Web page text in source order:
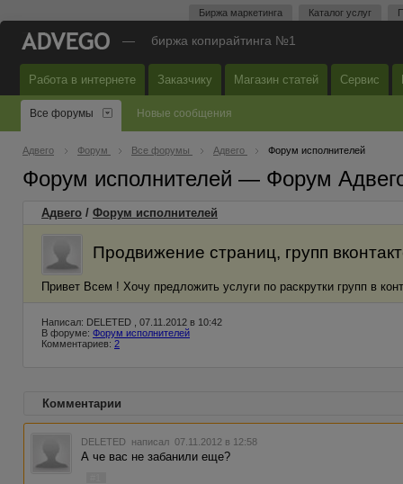
Биржа маркетинга Каталог услуг
— биржа копирайтинга №1
Работа в интернете Заказчику Магазин статей Сервис
Все форумы Новые сообщения
Адвего Форум Все форумы Адвего Форум исполнителей
Форум исполнителей — Форум
Адвего / Форум исполнителей
Продвижение страниц, групп
Привет Всем ! Хочу предложить услуги по раскрутки групп в
Написал: DELETED , 07.11.2012 в 10:42
В форуме: Форум исполнителей
Комментариев: 2
Комментарии
DELETED написал 07.11.2012 в 12:58
А че вас не забанили еще?